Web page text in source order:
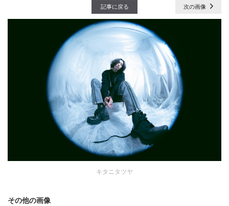
記事に戻る 次の画像
キタニタツヤ
その他の画像